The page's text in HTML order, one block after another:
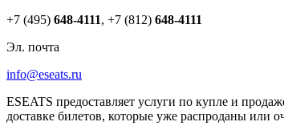
+7 (495) 648-4111, +7 (812) 648-4111
Эл. почта
info@eseats.ru
ESEATS предоставляет услуги по купле и
доставке билетов, которые уже распроданы или